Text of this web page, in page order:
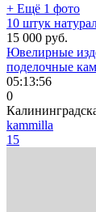
+ Ещё 1 фото
10 штук
15 000 руб.
Ювелирные
поделочные
05:13:56
0
kammilla
15